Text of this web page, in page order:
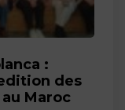
:
des
Maroc